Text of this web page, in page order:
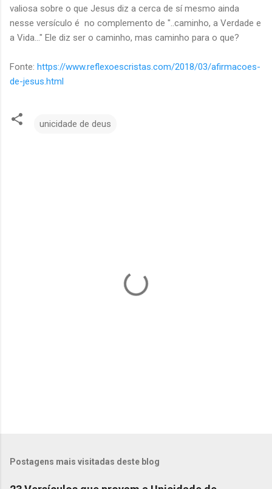
valiosa sobre o que Jesus diz a cerca de sí mesmo ainda
nesse versículo é no complemento de "..caminho, a Verdade e
a Vida..." Ele diz ser o caminho, mas caminho para o que?
Fonte: https://www.reflexoescristas.com/2018/03/afirmacoes-
de-jesus.html
unicidade de deus
Postagens mais visitadas deste blog